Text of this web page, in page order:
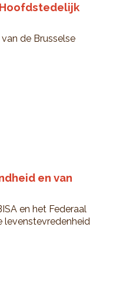
de Brusselse
en van
en het Federaal
levenstevredenheid